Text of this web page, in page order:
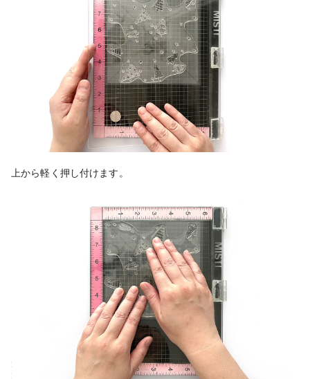
上から軽く押し付けます。